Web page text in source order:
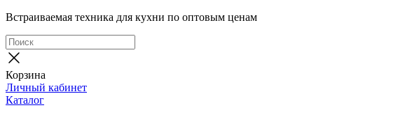
Встраиваемая техника для кухни по оптовым ценам
Корзина
Личный кабинет
Каталог